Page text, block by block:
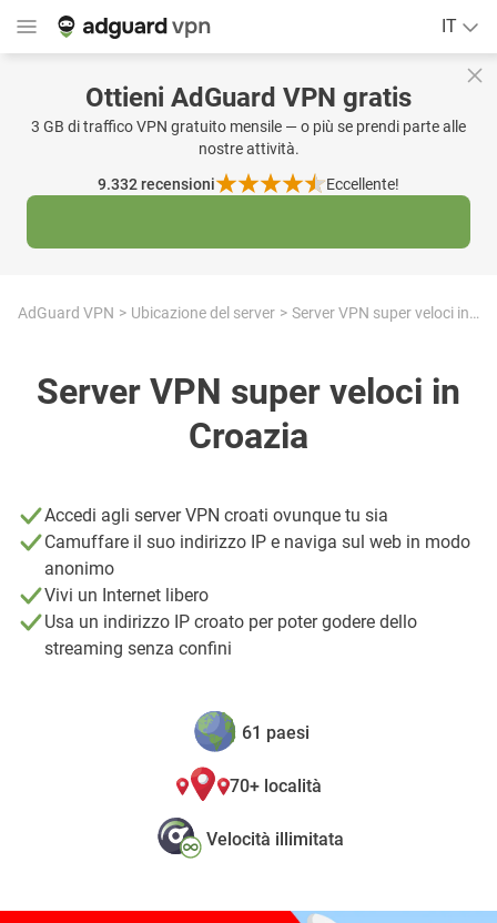
IT
Ottieni AdGuard VPN gratis
3 GB di traffico VPN gratuito mensile — o più se prendi parte alle
nostre attività.
9.332recensioni Eccellente!
AdGuard VPN Ubicazione del server Server VPN super veloci in Croazia
Server VPN super veloci in
Croazia
Accedi agli server VPN croati ovunque tu sia
Camuffare il suo indirizzo IP e naviga sul web in modo
anonimo
Vivi un Internet libero
Usa un indirizzo IP croato per poter godere dello
streaming senza confini
61 paesi
70+ località
Velocità illimitata